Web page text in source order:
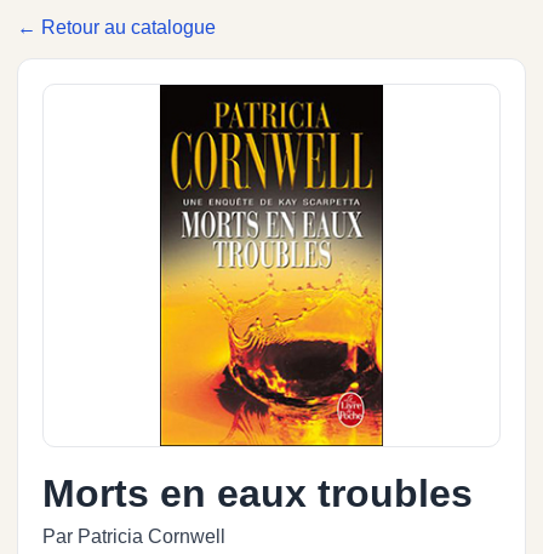
← Retour au catalogue
Morts en eaux troubles
Par Patricia Cornwell